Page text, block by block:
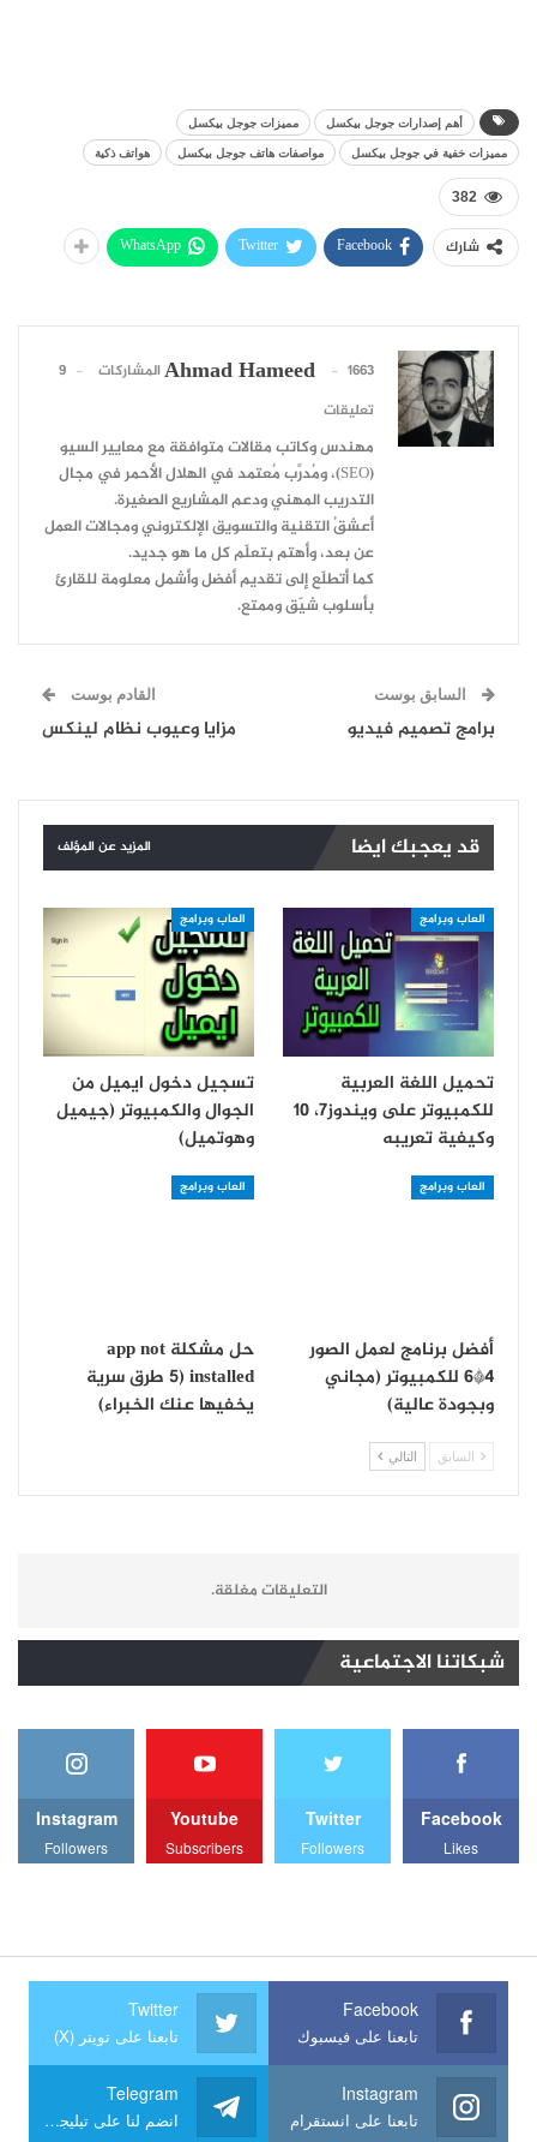
أهم إصدارات جوجل بيكسل
مميزات جوجل بيكسل
مميزات خفية في جوجل بيكسل
مواصفات هاتف جوجل بيكسل هواتف ذكية
382
شارك Facebook
Twitter
WhatsApp
Ahmad Hameed 1663 المشاركات
9
تعليقات
مهندس وكاتب مقالات متوافقة مع معايير السيو
(SEO)، ومُدرِّب مُعتمد في الهلال الأحمر في مجال
التدريب المهني ودعم المشاريع الصغيرة.
أعشقُ التقنية والتسويق الإلكتروني ومجالات العمل
عن بعد، وأهتم بتعلّم كل ما هو جديد.
كما أتطلّع إلى تقديم أفضل وأشمل معلومة للقارئ
بأسلوب شيّق وممتع.
السابق بوست
برامج تصميم فيديو
القادم بوست
مزايا وعيوب نظام لينكس
قد يعجبك ايضا المزيد عن المؤلف
العاب وبرامج
تحميل اللغة العربية
للكمبيوتر على ويندوز7، 10
وكيفية تعريبه
العاب وبرامج
تسجيل دخول ايميل من
الجوال والكمبيوتر (جيميل
وهوتميل)
العاب وبرامج
أفضل برنامج لعمل الصور
4*6 للكمبيوتر (مجاني
وبجودة عالية)
العاب وبرامج
حل مشكلة app not
installed (5 طرق سرية
يخفيها عنك الخبراء)
السابق التالي
التعليقات مغلقة.
شبكاتنا الاجتماعية
Facebook
Likes
Twitter
Followers
Youtube
Subscribers
Instagram
Followers
Facebook
تابعنا على فيسبوك
Twitter
تابعنا على تويتر (X)
Instagram
تابعنا على انستقرام
Telegram
انضم لنا على تيليجرام